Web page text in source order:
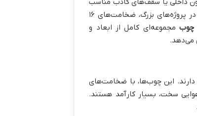
ضخامت ۱۱ میلی‌متر برای دکوراسیون داخلی یا سقف‌های کاذب مناسب
است، در حالی که برای نمای خارجی، کفپوش فضای باز (دک)، سونا یا روف‌گاردن در پروژه‌های بزرگ، ضخامت‌های ۱۶
چوب مجموعه‌ای کامل از ابعاد و
می‌دهد.
دارند. این چوب‌ها، با ضخامت‌های
آب‌وهوایی سخت، بسیار کارآمد هستند.